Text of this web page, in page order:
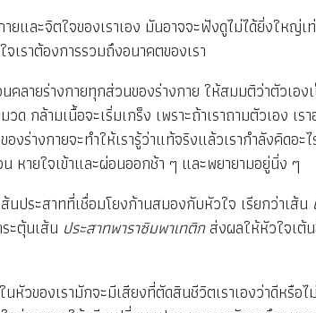
และจิตใจของเราเอง มันอาจจะฟังดูไม่ได้ยิ่งใหญ่เ
ราต้องการรวมถึงอนาคตของเรา
คลายร่างกายทุกส่วนของร่างกาย ให้สมมติว่าตัวเอง
ล้ามเนื้อจะเริ่มเกร็ง เพราะถ้าเราถามตัวเอง เรา
างกายจะทำให้เรารู้ว่าแท้จริงแล้วเรากำลังคิดอะ
หายใจเข้าและผ่อนออกช้า ๆ และพยายามอยู่นิ่ง ๆ
นประสาทที่เชื่อมโยงก้านสมองกับหัวใจ เรียกว่าเส้น
ะตุ้นเส้น ประสาทพาราซิมพาเทติกส่งผลให้หัวใจเต้
ของเรามักจะมีเสียงที่ตัดสินชีวิตเราเองว่าดีหรือไ